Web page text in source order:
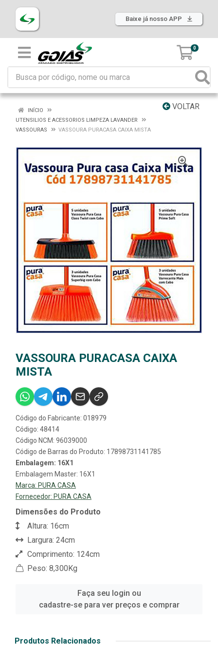
Baixe já nosso APP
0
VOLTAR
INÍCIO
UTENSILIOS E ACESSORIOS LIMPEZA LAVANDER
VASSOURAS
VASSOURA PURACASA CAIXA MISTA
VASSOURA PURACASA CAIXA
MISTA
Código do Fabricante: 018979
Código: 48414
Código NCM: 96039000
Código de Barras do Produto: 17898731141785
Embalagem: 16X1
Embalagem Master: 16X1
Marca: PURA CASA
Fornecedor: PURA CASA
Dimensões do Produto
Altura: 16cm
Largura: 24cm
Comprimento: 124cm
Peso: 8,300Kg
Faça seu login ou
cadastre-se para ver preços e comprar
Produtos Relacionados